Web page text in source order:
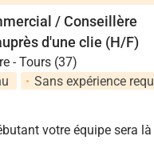
/ Conseillère
d'une clie (H/F)
- Tours (37)
Sans expérience
votre équipe sera